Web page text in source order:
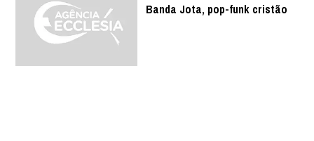
Banda Jota, pop-funk cristão